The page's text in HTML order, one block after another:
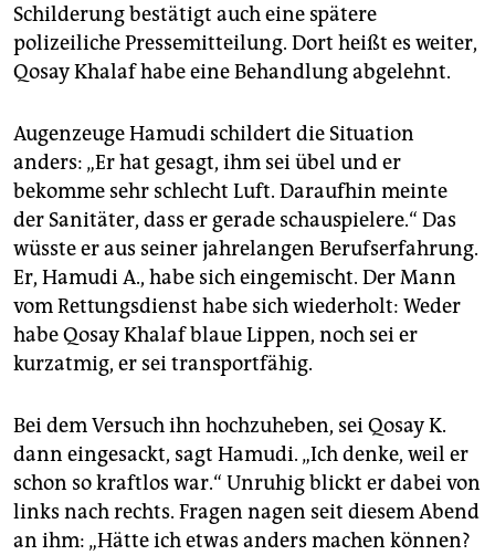
Schilderung bestätigt auch eine spätere
polizeiliche Presse­mitteilung. Dort heißt es weiter,
Qosay Khalaf habe eine Behandlung abgelehnt.
Augenzeuge Hamudi schildert die Situation
anders: „Er hat gesagt, ihm sei übel und er
bekomme sehr schlecht Luft. Daraufhin meinte
der Sanitäter, dass er gerade schauspielere.“ Das
wüsste er aus seiner jahrelangen Berufserfahrung.
Er, Hamudi A., habe sich eingemischt. Der Mann
vom Rettungsdienst habe sich wiederholt: Weder
habe Qosay Khalaf blaue Lippen, noch sei er
kurzatmig, er sei transportfähig.
Bei dem Versuch ihn hochzuheben, sei Qosay K.
dann eingesackt, sagt Hamudi. „Ich denke, weil er
schon so kraftlos war.“ Unruhig blickt er dabei von
links nach rechts. Fragen nagen seit diesem Abend
an ihm: „Hätte ich etwas anders machen können?